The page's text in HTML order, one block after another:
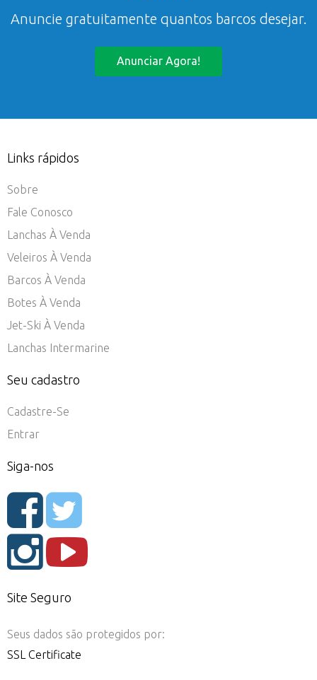
Anuncie gratuitamente quantos barcos desejar.
Anunciar Agora!
Links rápidos
Sobre
Fale Conosco
Lanchas À Venda
Veleiros À Venda
Barcos À Venda
Botes À Venda
Jet-Ski À Venda
Lanchas Intermarine
Seu cadastro
Cadastre-Se
Entrar
Siga-nos
Site Seguro
Seus dados são protegidos por:
SSL Certificate